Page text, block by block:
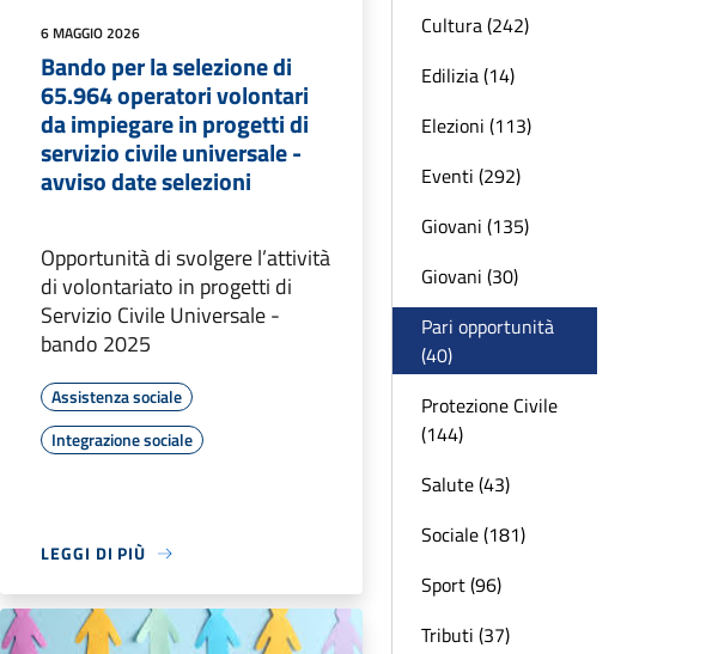
6 MAGGIO 2026
Bando per la selezione di
65.964 operatori volontari
da impiegare in progetti di
servizio civile universale -
avviso date selezioni
Opportunità di svolgere l’attività
di volontariato in progetti di
Servizio Civile Universale -
bando 2025
Assistenza sociale
Integrazione sociale
LEGGI DI PIÙ
Cultura (242)
Edilizia (14)
Elezioni (113)
Eventi (292)
Giovani (135)
Giovani (30)
Pari opportunità
(40)
Protezione Civile
(144)
Salute (43)
Sociale (181)
Sport (96)
Tributi (37)